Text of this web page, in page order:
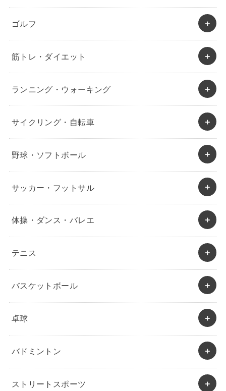
ゴルフ
筋トレ・ダイエット
ランニング・ウォーキング
サイクリング・自転車
野球・ソフトボール
サッカー・フットサル
体操・ダンス・バレエ
テニス
バスケットボール
卓球
バドミントン
ストリートスポーツ